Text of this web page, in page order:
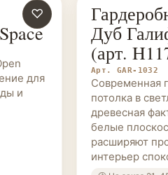
♡
для
и
Дуб
(арт.
Арт. GAR-1032
Современная
потолка в
древесная
белые
расширяют
интерьер